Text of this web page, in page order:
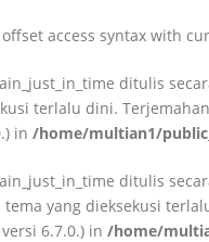
access syntax with
ditulis
terlalu dini.
in /home/multian1/
ditulis
yang dieksekusi
6.7.0.) in /home/